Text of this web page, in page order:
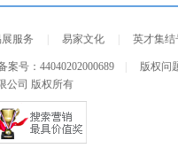
服务 易家文化 英才集结
案号： 44040202000689
版权问
公司 版权所有